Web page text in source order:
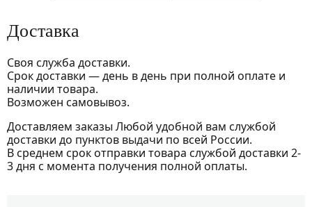
Доставка
Своя служба доставки.
Срок доставки — день в день при полной оплате и
наличии товара.
Возможен самовывоз.
Доставляем заказы Любой удобной вам службой
доставки до пунктов выдачи по всей России.
В среднем срок отправки товара службой доставки 2-
3 дня с момента получения полной оплаты.